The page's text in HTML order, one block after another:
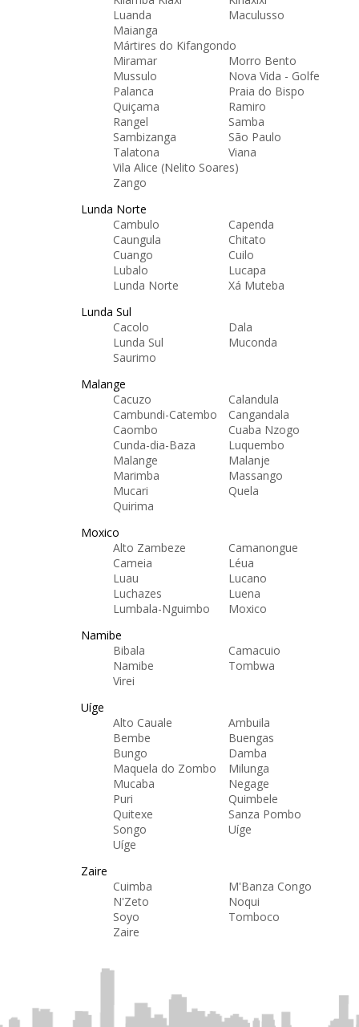
Luanda
Maculusso
Maianga
Mártires do Kifangondo
Miramar
Morro Bento
Mussulo
Nova Vida - Golfe
Palanca
Praia do Bispo
Quiçama
Ramiro
Rangel
Samba
Sambizanga
São Paulo
Talatona
Viana
Vila Alice (Nelito Soares)
Zango
Lunda Norte
Cambulo
Capenda
Caungula
Chitato
Cuango
Cuilo
Lubalo
Lucapa
Lunda Norte
Xá Muteba
Lunda Sul
Cacolo
Dala
Lunda Sul
Muconda
Saurimo
Malange
Cacuzo
Calandula
Cambundi-Catembo
Cangandala
Caombo
Cuaba Nzogo
Cunda-dia-Baza
Luquembo
Malange
Malanje
Marimba
Massango
Mucari
Quela
Quirima
Moxico
Alto Zambeze
Camanongue
Cameia
Léua
Luau
Lucano
Luchazes
Luena
Lumbala-Nguimbo
Moxico
Namibe
Bibala
Camacuio
Namibe
Tombwa
Virei
Uíge
Alto Cauale
Ambuila
Bembe
Buengas
Bungo
Damba
Maquela do Zombo
Milunga
Mucaba
Negage
Puri
Quimbele
Quitexe
Sanza Pombo
Songo
Uíge
Uíge
Zaire
Cuimba
M'Banza Congo
N'Zeto
Noqui
Soyo
Tomboco
Zaire